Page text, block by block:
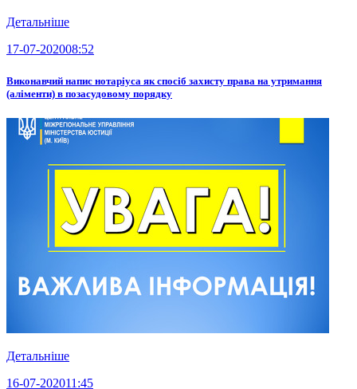
Детальніше
17-07-202008:52
Виконавчий напис нотаріуса як спосіб захисту права на утримання
(аліменти) в позасудовому порядку
Детальніше
16-07-202011:45